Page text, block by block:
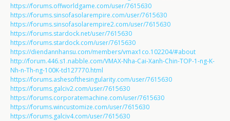
https://forums.offworldgame.com/user/7615630
https://forums.sinsofasolarempire.com/user/7615630
https://forums.sinsofasolarempire2.com/user/7615630
https://forums.stardock.net/user/7615630
https://forums.stardock.com/user/7615630
https://diendannhansu.com/members/vmax1co.102204/#about
http://forum.446.s1.nabble.com/VMAX-Nha-Cai-Xanh-Chin-TOP-1-ng-K-
Nh-n-Th-ng-100K-td127770.html
https://forums.ashesofthesingularity.com/user/7615630
https://forums.galciv2.com/user/7615630
https://forums.corporatemachine.com/user/7615630
https://forums.wincustomize.com/user/7615630
https://forums.galciv4.com/user/7615630